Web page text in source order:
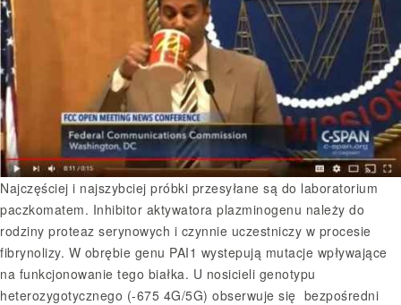
Najczęściej i najszybciej próbki przesyłane są do laboratorium
paczkomatem. Inhibitor aktywatora plazminogenu należy do
rodziny proteaz serynowych i czynnie uczestniczy w procesie
fibrynolizy. W obrębie genu PAI1 wystepują mutacje wpływające
na funkcjonowanie tego białka. U nosicieli genotypu
heterozygotycznego (-675 4G/5G) obserwuje się bezpośredni